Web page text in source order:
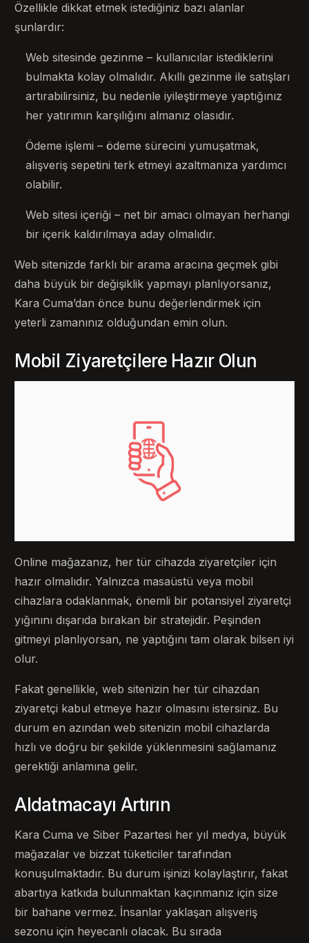
Özellikle dikkat etmek istediğiniz bazı alanlar
şunlardır:
Web sitesinde gezinme – kullanıcılar istediklerini
bulmakta kolay olmalıdır. Akıllı gezinme ile satışları
artırabilirsiniz, bu nedenle iyileştirmeye yaptığınız
her yatırımın karşılığını almanız olasıdır.
Ödeme işlemi – ödeme sürecini yumuşatmak,
alışveriş sepetini terk etmeyi azaltmanıza yardımcı
olabilir.
Web sitesi içeriği – net bir amacı olmayan herhangi
bir içerik kaldırılmaya aday olmalıdır.
Web sitenizde farklı bir arama aracına geçmek gibi
daha büyük bir değişiklik yapmayı planlıyorsanız,
Kara Cuma’dan önce bunu değerlendirmek için
yeterli zamanınız olduğundan emin olun.
Mobil Ziyaretçilere Hazır Olun
Online mağazanız, her tür cihazda ziyaretçiler için
hazır olmalıdır. Yalnızca masaüstü veya mobil
cihazlara odaklanmak, önemli bir potansiyel ziyaretçi
yığınını dışarıda bırakan bir stratejidir. Peşinden
gitmeyi planlıyorsan, ne yaptığını tam olarak bilsen iyi
olur.
Fakat genellikle, web sitenizin her tür cihazdan
ziyaretçi kabul etmeye hazır olmasını istersiniz. Bu
durum en azından web sitenizin mobil cihazlarda
hızlı ve doğru bir şekilde yüklenmesini sağlamanız
gerektiği anlamına gelir.
Aldatmacayı Artırın
Kara Cuma ve Siber Pazartesi her yıl medya, büyük
mağazalar ve bizzat tüketiciler tarafından
konuşulmaktadır. Bu durum işinizi kolaylaştırır, fakat
abartıya katkıda bulunmaktan kaçınmanız için size
bir bahane vermez. İnsanlar yaklaşan alışveriş
sezonu için heyecanlı olacak. Bu sırada